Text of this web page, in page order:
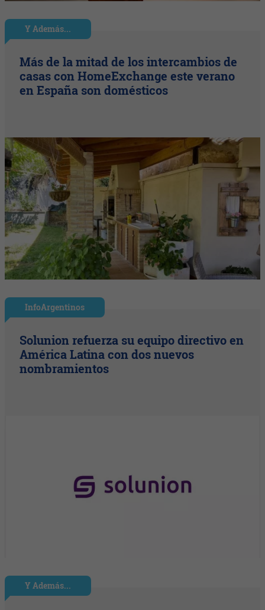
Y Además...
Más de la mitad de los intercambios de
casas con HomeExchange este verano
en España son domésticos
InfoArgentinos
Solunion refuerza su equipo directivo en
América Latina con dos nuevos
nombramientos
Y Además...